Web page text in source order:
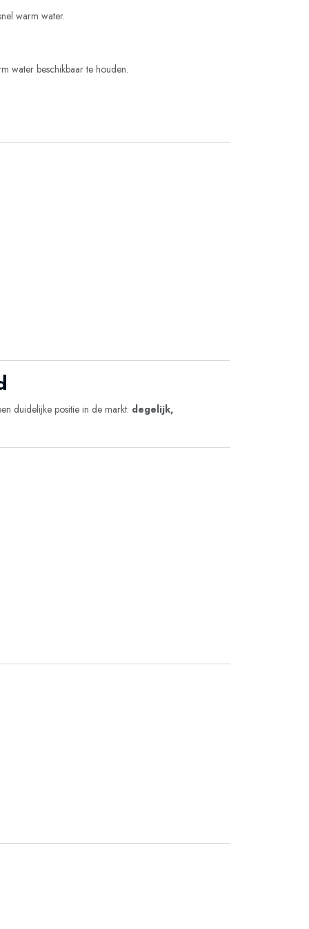
warm water.
water beschikbaar te houden.
duidelijke positie in de markt: degelijk,